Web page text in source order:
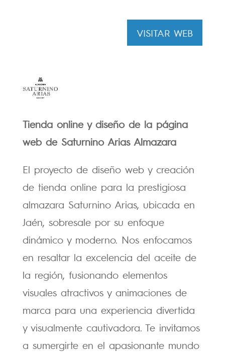
VISITAR WEB
Tienda online y diseño de la página
web de Saturnino Arias Almazara
El proyecto de diseño web y creación
de tienda online para la prestigiosa
almazara Saturnino Arias, ubicada en
Jaén, sobresale por su enfoque
dinámico y moderno. Nos enfocamos
en resaltar la excelencia del aceite de
la región, fusionando elementos
visuales atractivos y animaciones de
marca para una experiencia divertida
y visualmente cautivadora. Te invitamos
a sumergirte en el apasionante mundo